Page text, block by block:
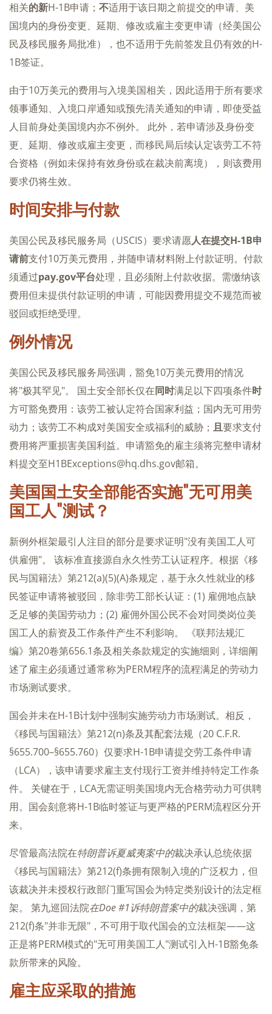
相关的新H-1B申请； 不适用于该日期之前提交的申请、美
国境内的身份变更、延期、修改或雇主变更申请（经美国公
民及移民服务局批准），也不适用于先前签发且仍有效的H-
1B签证。
由于10万美元的费用与入境美国相关，因此适用于所有要求
领事通知、入境口岸通知或预先清关通知的申请，即使受益
人目前身处美国境内亦不例外。 此外，若申请涉及身份变
更、延期、修改或雇主变更，而移民局后续认定该劳工不符
合资格（例如未保持有效身份或在裁决前离境），则该费用
要求仍将生效。
时间安排与付款
美国公民及移民服务局（USCIS）要求请愿人在提交H-1B申
请前支付10万美元费用，并随申请材料附上付款证明。付款
须通过pay.gov平台处理，且必须附上付款收据。需缴纳该
费用但未提供付款证明的申请，可能因费用提交不规范而被
驳回或拒绝受理。
例外情况
美国公民及移民服务局强调，豁免10万美元费用的情况
将"极其罕见"。 国土安全部长仅在同时满足以下四项条件时
方可豁免费用：该劳工被认定符合国家利益；国内无可用劳
动力；该劳工不构成对美国安全或福利的威胁； 且要求支付
费用将严重损害美国利益。申请豁免的雇主须将完整申请材
料提交至H1BExceptions@hq.dhs.gov邮箱。
美国国土安全部能否实施"无可用美
国工人"测试？
新例外框架最引人注目的部分是要求证明"没有美国工人可
供雇佣"。 该标准直接源自永久性劳工认证程序。根据《移
民与国籍法》第212(a)(5)(A)条规定，基于永久性就业的移
民签证申请将被驳回，除非劳工部长认证：(1) 雇佣地点缺
乏足够的美国劳动力；(2) 雇佣外国公民不会对同类岗位美
国工人的薪资及工作条件产生不利影响。 《联邦法规汇
编》第20卷第656.1条及相关条款规定的实施细则，详细阐
述了雇主必须通过通常称为PERM程序的流程满足的劳动力
市场测试要求。
国会并未在H-1B计划中强制实施劳动力市场测试。相反，
《移民与国籍法》第212(n)条及其配套法规（20 C.F.R.
§655.700–§655.760）仅要求H-1B申请提交劳工条件申请
（LCA），该申请要求雇主支付现行工资并维持特定工作条
件。 关键在于，LCA无需证明美国境内无合格劳动力可供聘
用。国会刻意将H-1B临时签证与更严格的PERM流程区分开
来。
尽管最高法院在特朗普诉夏威夷案中的裁决承认总统依据
《移民与国籍法》第212(f)条拥有限制入境的广泛权力，但
该裁决并未授权行政部门重写国会为特定类别设计的法定框
架。 第九巡回法院在Doe #1诉特朗普案中的裁决强调，第
212(f)条"并非无限"，不可用于取代国会的立法框架——这
正是将PERM模式的"无可用美国工人"测试引入H-1B豁免条
款所带来的风险。
雇主应采取的措施